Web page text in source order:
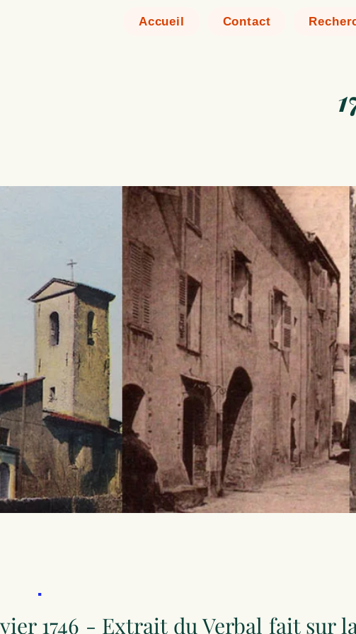
Accueil Contact
.
1746 - Extrait du Verbal fait sur